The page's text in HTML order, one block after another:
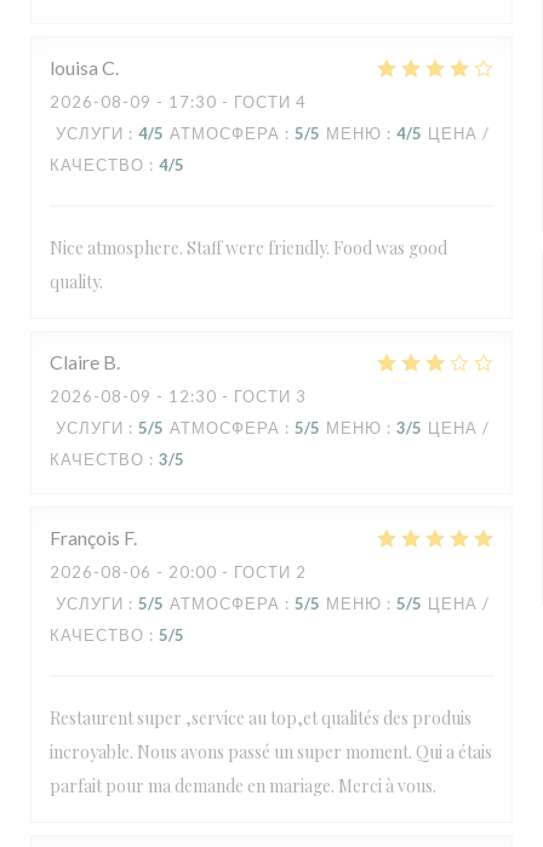
louisa C
2026-08-09 - 17:30 - ГОСТИ 4
УСЛУГИ : 4/5 АТМОСФЕРА : 5/5 МЕНЮ : 4/5 ЦЕНА /
КАЧЕСТВО : 4/5
Nice atmosphere. Staff were friendly. Food was good
quality.
Claire B
2026-08-09 - 12:30 - ГОСТИ 3
УСЛУГИ : 5/5 АТМОСФЕРА : 5/5 МЕНЮ : 3/5 ЦЕНА /
КАЧЕСТВО : 3/5
François F
2026-08-06 - 20:00 - ГОСТИ 2
УСЛУГИ : 5/5 АТМОСФЕРА : 5/5 МЕНЮ : 5/5 ЦЕНА /
КАЧЕСТВО : 5/5
Restaurent super ,service au top,et qualités des produis
incroyable. Nous avons passé un super moment. Qui a étais
parfait pour ma demande en mariage. Merci à vous.